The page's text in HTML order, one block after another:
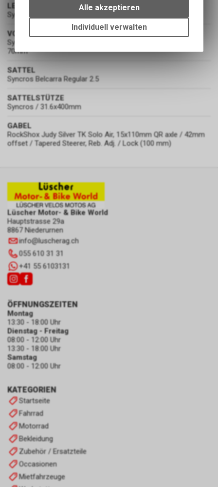
LENKER
Syncros Alloy 6061, T shape Flat / 9° / 740mm
VORBAU
Syncros Alloy 6061, oversized 31.8mm / 1 1/8" / 6° angle /
70mm
SATTEL
Syncros Belcarra Regular 2.5
SATTELSTÜTZE
Syncros / 31.6x400mm
GABEL
RockShox Judy Silver TK Solo Air, 15x110mm QR axle / 42mm
offset / Tapered Steerer, Reb. Adj. / Lock (100 mm)
Lüscher Motor- & Bike World
Hauptstrasse 29a
8867 Niederurnen
info@luscherag.ch
055 610 31 31
+41 55 6103131
KATEGORIEN
Startseite
Fahrrad
Motorrad
Bekleidung
Zubehör / Ersatzteile
Occasionen
Mietfahrzeuge
ÖFFNUNGSZEITEN
Montag
13:30 - 18:00 Uhr
Dienstag - Freitag
08:00 - 12:00 Uhr
13:30 - 18:00 Uhr
Samstag
08:00 - 12:00 Uhr
bestimmte Interaktionen und
Einstellungen auf Ihrem Gerät,
um die grundlegenden
Funktionen unseres Online-
dass die gespeicherten Daten
zulassen.
Alle akzeptieren
Individuell verwalten